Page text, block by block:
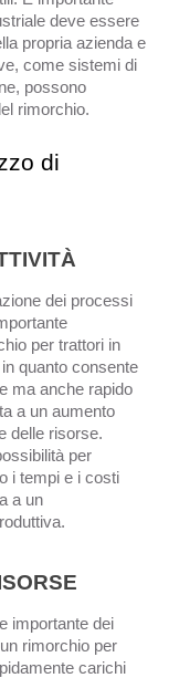
deve essere
propria azienda e
come sistemi di
possono
rimorchio.
di
dei processi
per trattori in
quanto consente
ma anche rapido
a un aumento
delle risorse.
per
i tempi e i costi
a un
importante dei
rimorchio per
carichi